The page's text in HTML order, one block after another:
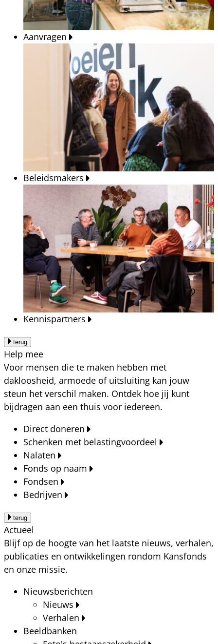
Aanvragen
Beleidsmakers
Kennispartners
terug
Help mee
Voor mensen die te maken hebben met
dakloosheid, armoede of uitsluiting kan jouw
steun het verschil maken. Ontdek hoe jij kunt
bijdragen aan een thuis voor iedereen.
Direct doneren
Schenken met belastingvoordeel
Nalaten
Fonds op naam
Fondsen
Bedrijven
terug
Actueel
Blijf op de hoogte van het laatste nieuws, verhalen,
publicaties en ontwikkelingen rondom Kansfonds
en onze missie.
Nieuwsberichten
Nieuws
Verhalen
Beeldbanken